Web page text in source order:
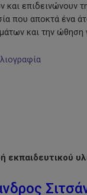
και επιδεινώνουν
που αποκτά ένα
και την ώθηση
εκπαιδευτικού